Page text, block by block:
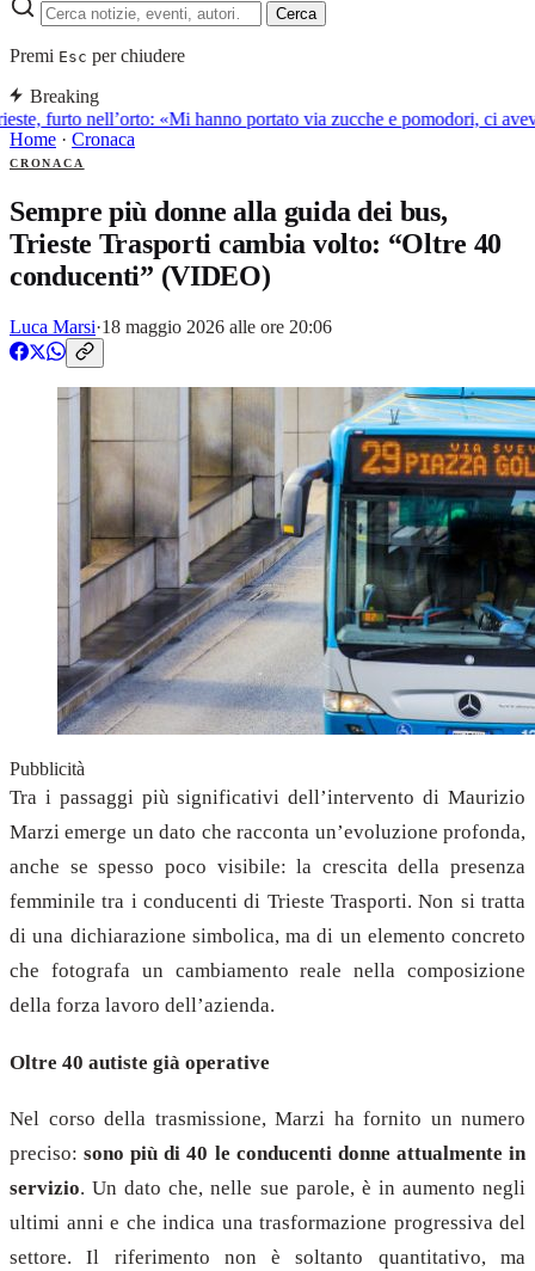
Cerca
Premi Esc per chiudere
Breaking
furto nell’orto: «Mi hanno portato via zucche e pomodori, ci
Home · Cronaca
CRONACA
Sempre più donne alla guida dei bus,
Trieste Trasporti cambia volto: “Oltre 40
conducenti” (VIDEO)
Luca Marsi·18 maggio 2026 alle ore 20:06
Pubblicità
Tra i passaggi più significativi dell’intervento di Maurizio
Marzi emerge un dato che racconta un’evoluzione profonda,
anche se spesso poco visibile: la crescita della presenza
femminile tra i conducenti di Trieste Trasporti. Non si tratta
di una dichiarazione simbolica, ma di un elemento concreto
che fotografa un cambiamento reale nella composizione
della forza lavoro dell’azienda.
Oltre 40 autiste già operative
Nel corso della trasmissione, Marzi ha fornito un numero
preciso:sono più di 40 le conducenti donne attualmente in
servizio. Un dato che, nelle sue parole, è in aumento negli
ultimi anni e che indica una trasformazione progressiva del
settore. Il riferimento non è soltanto quantitativo, ma